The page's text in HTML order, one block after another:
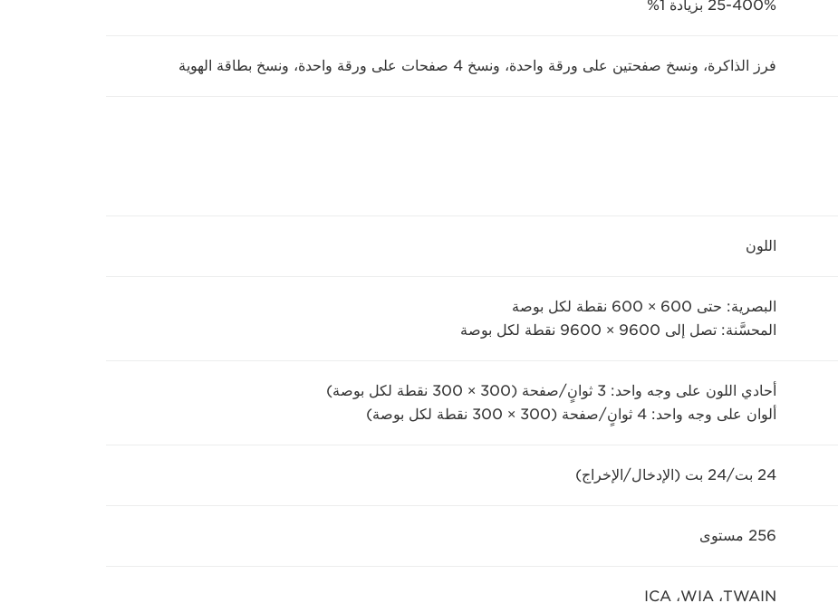
25-400% بزيادة 1%
فرز الذاكرة، ونسخ صفحتين على ورقة واحدة، ونسخ 4 صفحات على ورقة واحدة، ونسخ بطاقة الهوية
اللون
البصرية: حتى 600 × 600 نقطة لكل بوصة
المحسَّنة: تصل إلى 9600 × 9600 نقطة لكل بوصة
أحادي اللون على وجه واحد: 3 ثوانٍ/صفحة (300 × 300 نقطة لكل بوصة)
ألوان على وجه واحد: 4 ثوانٍ/صفحة (300 × 300 نقطة لكل بوصة)
24 بت/24 بت (الإدخال/الإخراج)
256 مستوى
TWAIN‏، WIA‏، ICA